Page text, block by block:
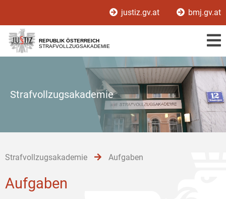
[1]
[2]
[3]
justiz.gv.at bmj.gv.at
REPUBLIK ÖSTERREICH
STRAFVOLLZUGSAKADEMIE
Strafvollzugsakademie
Strafvollzugsakademie Aufgaben
Aufgaben